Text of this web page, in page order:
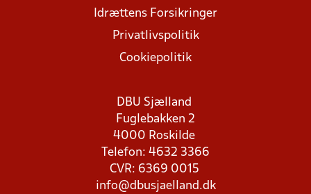
Idrættens Forsikringer
Privatlivspolitik
Cookiepolitik
DBU Sjælland
Fuglebakken 2
4000 Roskilde
Telefon: 4632 3366
CVR: 6369 0015
info@dbusjaelland.dk